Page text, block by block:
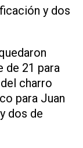
y dos
de 21 para
charro
para Juan
dos de